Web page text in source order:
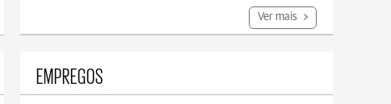
Ver mais
EMPREGOS